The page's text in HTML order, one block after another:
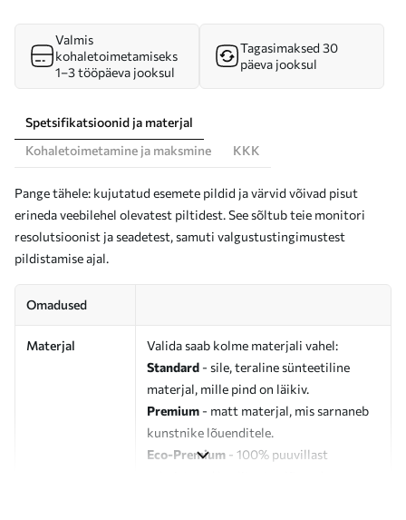
Valmis
kohaletoimetamiseks
1–3 tööpäeva jooksul
Tagasimaksed 30
päeva jooksul
Spetsifikatsioonid ja materjal
Kohaletoimetamine ja maksmine
KKK
Pange tähele: kujutatud esemete pildid ja värvid võivad pisut
erineda veebilehel olevatest piltidest. See sõltub teie monitori
resolutsioonist ja seadetest, samuti valgustustingimustest
pildistamise ajal.
Omadused
Materjal
Valida saab kolme materjali vahel:
Standard - sile, teraline sünteetiline
materjal, mille pind on läikiv.
Premium - matt materjal, mis sarnaneb
kunstnike lõuenditele.
Eco-Premium - 100% puuvillast